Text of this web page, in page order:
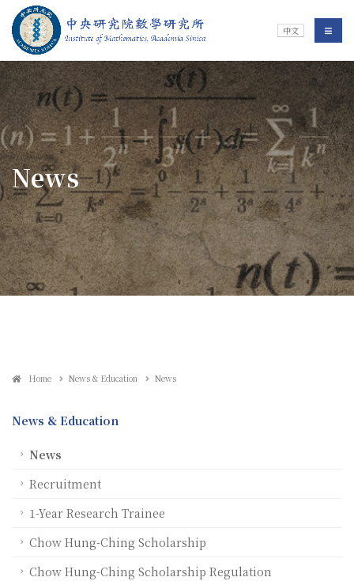
Jump To中央區塊/Main Content
Institute of 中文 選單/
:::
News
Home News & Education News
News & Education
News
Recruitment
1-Year Research Trainee
Chow Hung-Ching Scholarship
Chow Hung-Ching Scholarship Regulation